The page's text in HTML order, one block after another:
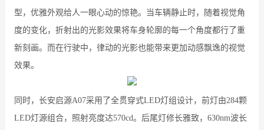
型，优雅外观给人一眼心动的惊艳。当车辆静止时，随着视觉角
度的变化，折射出的光影效果将车身轮廓的每一个角度都行了重
新刻画。而在行驶中，律动的光影也能带来更加动感飘逸的视觉
效果。
同时，长安启源A07采用了全贯穿式LED灯组设计，前灯由284颗
LED灯源组合，照射亮度达570cd。后尾灯修长雅致，630nm波长